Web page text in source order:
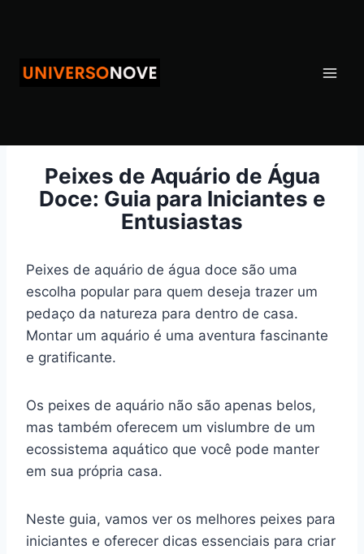
Conteúdo
Peixes de Aquário de Água
Doce: Guia para Iniciantes e
Entusiastas
Peixes de aquário de água doce são uma
escolha popular para quem deseja trazer um
pedaço da natureza para dentro de casa.
Montar um aquário é uma aventura fascinante
e gratificante.
Os peixes de aquário não são apenas belos,
mas também oferecem um vislumbre de um
ecossistema aquático que você pode manter
em sua própria casa.
Neste guia, vamos ver os melhores peixes para
iniciantes e oferecer dicas essenciais para criar